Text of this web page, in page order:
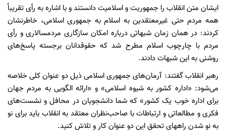
ایشان متن انقلاب را جمهوریت و اسلامیت دانستند و با اشاره به رأی تقریباً
همه مردم حتی غیرمعتقدین به اسلام به جمهوری اسلامی، خاطرنشان
کردند: در همان زمان شبهاتی درباره امکان سازگاری مردمسالاری و رأی
مردم با چارچوب اسلام مطرح شد که حقوقدانان برجسته پاسخ‌های
روشنی به این شبهات دادند.
رهبر انقلاب گفتند: آرمان‌های جمهوری اسلامی ذیل دو عنوان کلی خلاصه
می‌شود: «اداره کشور به شیوه اسلامی» و «ارائه الگویی به مردم جهان
برای اداره خوب یک کشور» که شما دانشجویان در محافل و نشست‌های
فکری و مطالعاتی و ارتباطات با صاحب‌نظران معتقد به انقلاب باید برای نو
به نو شدن راههای تحقق این دو عنوان کار و تلاش کنید.